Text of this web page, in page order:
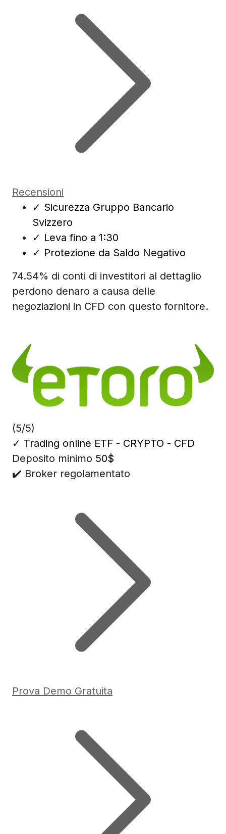
Recensioni
✓ Sicurezza Gruppo Bancario
Svizzero
✓ Leva fino a 1:30
✓ Protezione da Saldo Negativo
74.54% di conti di investitori al dettaglio
perdono denaro a causa delle
negoziazioni in CFD con questo fornitore.
(5/5)
✓ Trading online ETF - CRYPTO - CFD
Deposito minimo 50$
✔️ Broker regolamentato
Prova Demo Gratuita